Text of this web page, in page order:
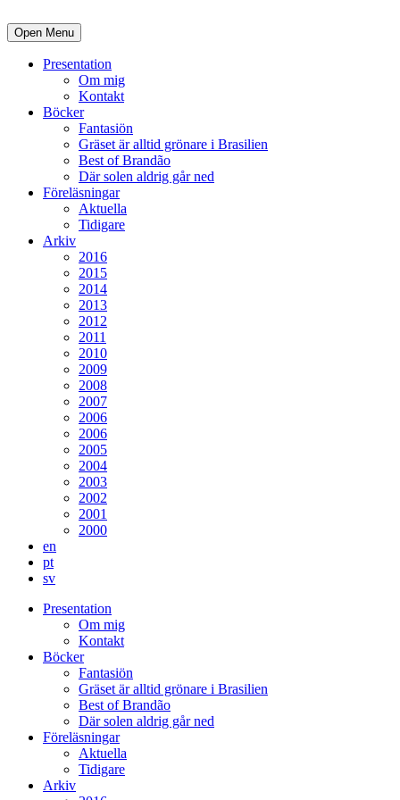
Open Menu
Presentation
Om mig
Kontakt
Böcker
Fantasiön
Gräset är alltid grönare i Brasilien
Best of Brandão
Där solen aldrig går ned
Föreläsningar
Aktuella
Tidigare
Arkiv
2016
2015
2014
2013
2012
2011
2010
2009
2008
2007
2006
2006
2005
2004
2003
2002
2001
2000
en
pt
sv
Presentation
Om mig
Kontakt
Böcker
Fantasiön
Gräset är alltid grönare i Brasilien
Best of Brandão
Där solen aldrig går ned
Föreläsningar
Aktuella
Tidigare
Arkiv